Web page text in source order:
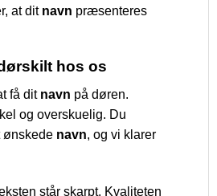
at dit navn præsenteres
hos os
få dit navn på døren.
og overskuelig. Du
ønskede navn, og vi klarer
står skarpt. Kvaliteten